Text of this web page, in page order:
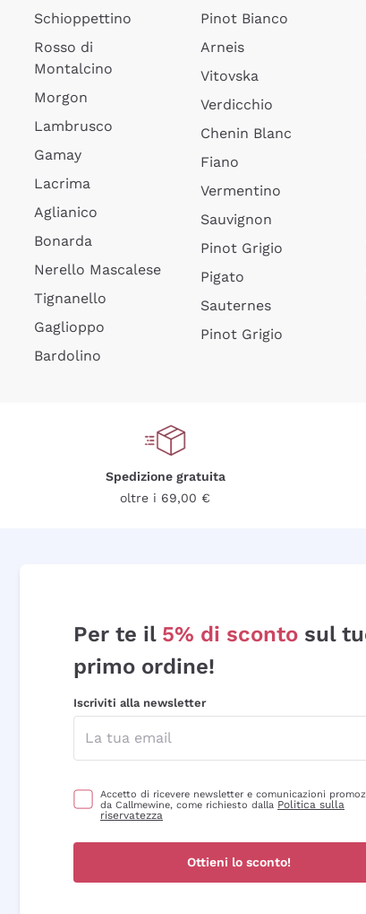
Schioppettino
Rosso di
Montalcino
Morgon
Lambrusco
Gamay
Lacrima
Aglianico
Bonarda
Nerello Mascalese
Tignanello
Gaglioppo
Bardolino
Pinot Bianco
Arneis
Vitovska
Verdicchio
Chenin Blanc
Fiano
Vermentino
Sauvignon
Pinot Grigio
Pigato
Sauternes
Pinot Grigio
Spedizione gratuita
oltre i 69,00 €
Per te il 5% di sconto sul
primo ordine!
Iscriviti alla newsletter
Accetto di ricevere newsletter e comunicazioni
da Callmewine, come richiesto dalla Politica sulla
riservatezza
Ottieni lo sconto!